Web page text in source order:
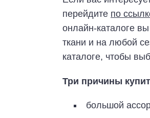
перейдите по
онлайн-каталоге
ткани и на любой
каталоге, чтобы
Три причины
большой